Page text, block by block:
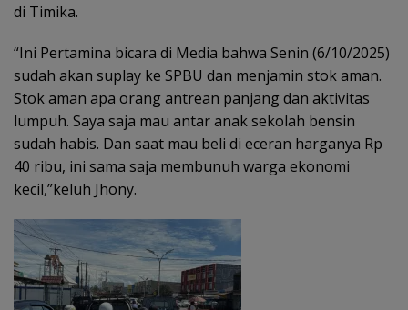
di Timika.
“Ini Pertamina bicara di Media bahwa Senin (6/10/2025)
sudah akan suplay ke SPBU dan menjamin stok aman.
Stok aman apa orang antrean panjang dan aktivitas
lumpuh. Saya saja mau antar anak sekolah bensin
sudah habis. Dan saat mau beli di eceran harganya Rp
40 ribu, ini sama saja membunuh warga ekonomi
kecil,”keluh Jhony.